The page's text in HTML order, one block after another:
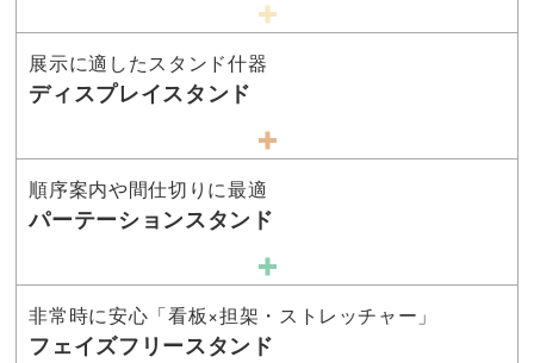
展示に適したスタンド什器
ディスプレイスタンド
順序案内や間仕切りに最適
パーテーションスタンド
非常時に安心「看板×担架・ストレッチャー」
フェイズフリースタンド